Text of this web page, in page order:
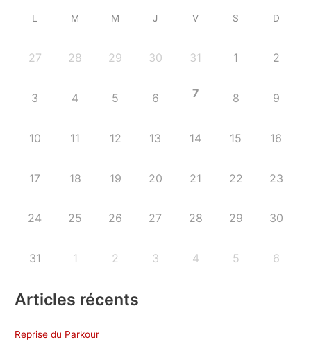
L M M J V S D
27 28 29 30 31 1 2
3 4 5 6 7 8 9
10 11 12 13 14 15 16
17 18 19 20 21 22 23
24 25 26 27 28 29 30
31 1 2 3 4 5 6
Articles récents
Reprise du Parkour